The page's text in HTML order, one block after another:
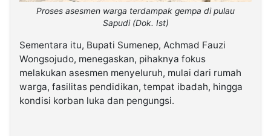
Proses asesmen warga terdampak gempa di pulau
Sapudi (Dok. Ist)
Sementara itu, Bupati Sumenep, Achmad Fauzi
Wongsojudo, menegaskan, pihaknya fokus
melakukan asesmen menyeluruh, mulai dari rumah
warga, fasilitas pendidikan, tempat ibadah, hingga
kondisi korban luka dan pengungsi.